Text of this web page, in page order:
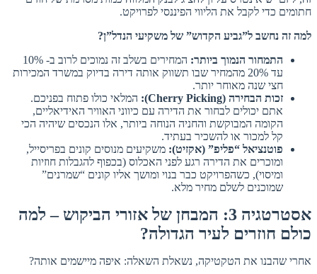
חתומים כדי לקבל את הליווי הפיננסי לפרויקט.
למה זה נחשב ל”גביע הקדוש” של משקיעי הנדל”ן?
התמחור הנמוך ביותר:
המחירים בשלב זה נמוכים לרוב ב- 10%
עד 20% מהמחיר שבו תשווק אותה דירה בדיוק במשרד המכירות
חצי שנה מאוחר יותר.
זכות הבחירה (Cherry Picking):
המלאי כולו פתוח בפניכם.
אתם יכולים לבחור את הדירה עם כיווני האוויר האידיאליים,
הקומה המבוקשת והחניה הנוחה ביותר, אלו הנכסים שיהיה הכי
קל למכור או להשכיר בעתיד.
פוטנציאל “פליפ” (אקזיט): משקיעים מנוסים קונים בפריסייל,
ומוכרים את הדירה רגע לפני האכלוס (בכפוף להגבלות חוזיות
ומיסוי), כשהפרויקט כבר בנוי ומושך אליו קונים “שמרנים”
שמוכנים לשלם מחיר מלא.
אסטרטגיה 3: המבחן של אזורי הביקוש – למה
כולם חוזרים לעיר הגדולה?
אחרי שהבנו את הטקטיקה, נשאלת השאלה: איפה מיישמים אותה?